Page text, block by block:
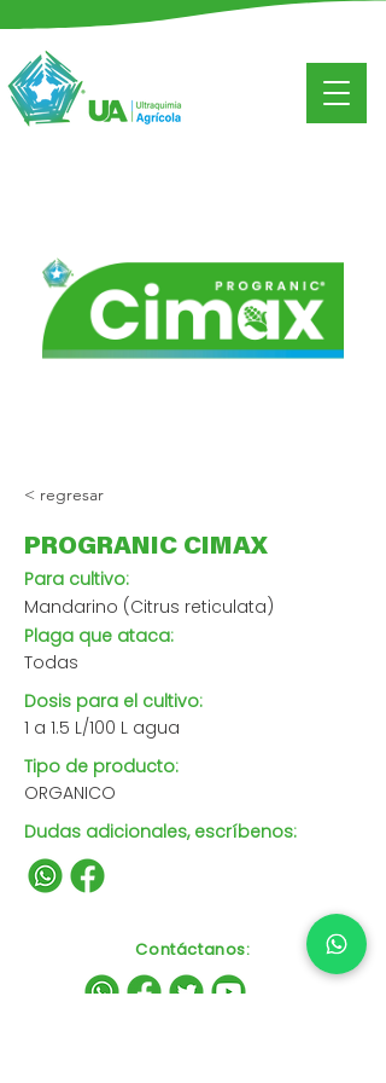
< regresar
PROGRANIC CIMAX
Para cultivo:
Mandarino (Citrus reticulata)
Plaga que ataca:
Todas
Dosis para el cultivo:
1 a 1.5 L/100 L agua
Tipo de producto:
ORGANICO
Dudas adicionales, escríbenos:
Contáctanos: